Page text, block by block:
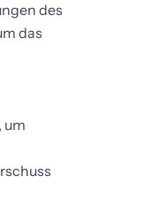
des
das
um